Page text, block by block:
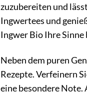
zuzubereiten und
Ingwertees und
Ingwer Bio Ihre Sinne
Neben dem puren
Rezepte. Verfeinern
eine besondere Note.